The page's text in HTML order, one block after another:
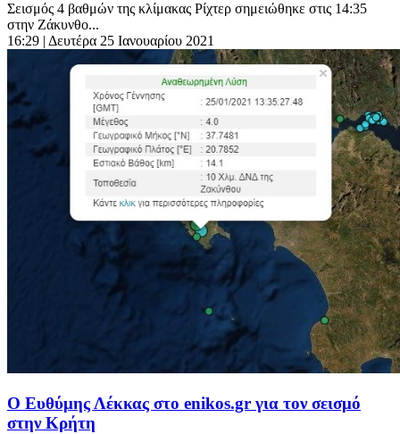
Σεισμός 4 βαθμών της κλίμακας Ρίχτερ σημειώθηκε στις 14:35
στην Ζάκυνθο...
16:29 | Δευτέρα 25 Ιανουαρίου 2021
Ο Ευθύμης Λέκκας στο enikos.gr για τον σεισμό
στην Κρήτη